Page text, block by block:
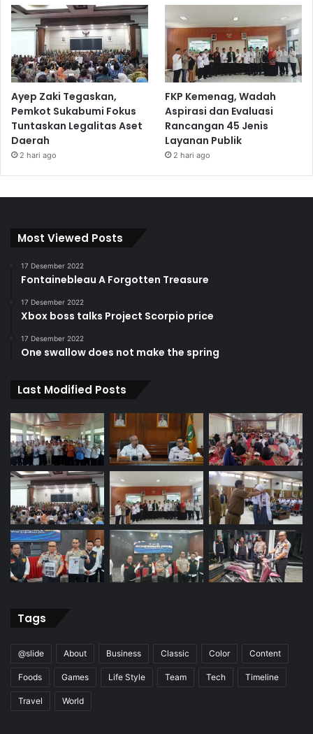
Ayep Zaki Tegaskan,
Pemkot Sukabumi Fokus
Tuntaskan Legalitas Aset
Daerah
2 hari ago
FKP Kemenag, Wadah
Aspirasi dan Evaluasi
Rancangan 45 Jenis
Layanan Publik
2 hari ago
Most Viewed Posts
17 Desember 2022
Fontainebleau A Forgotten Treasure
17 Desember 2022
Xbox boss talks Project Scorpio price
17 Desember 2022
One swallow does not make the spring
Last Modified Posts
Tags
@slide About Business Classic Color Content
Foods Games Life Style Team Tech Timeline
Travel World